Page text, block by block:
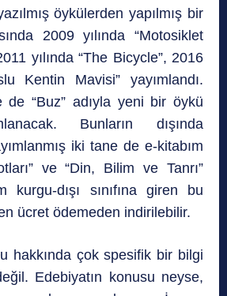
öykülerden yapılmış bir
2009 yılında “Motosiklet
yılında “The Bicycle”, 2016
Kentin Mavisi” yayımlandı.
“Buz” adıyla yeni bir öykü
Bunların dışında
iki tane de e-kitabım
ve “Din, Bilim ve Tanrı”
kurgu-dışı sınıfına giren bu
ücret ödemeden indirilebilir.
hakkında çok spesifik bir bilgi
Edebiyatın konusu neyse,